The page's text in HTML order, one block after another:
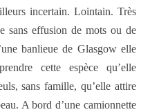
incertain. Lointain. Très
sans effusion de mots ou de
banlieue de Glasgow elle
cette espèce qu’elle
sans famille, qu’elle attire
A bord d’une camionnette